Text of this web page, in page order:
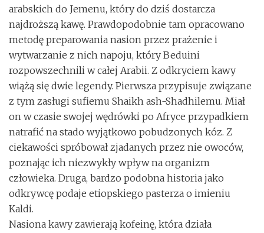
arabskich do Jemenu, który do dziś dostarcza
najdroższą kawę. Prawdopodobnie tam opracowano
metodę preparowania nasion przez prażenie i
wytwarzanie z nich napoju, który Beduini
rozpowszechnili w całej Arabii. Z odkryciem kawy
wiążą się dwie legendy. Pierwsza przypisuje związane
z tym zasługi sufiemu Shaikh ash-Shadhilemu. Miał
on w czasie swojej wędrówki po Afryce przypadkiem
natrafić na stado wyjątkowo pobudzonych kóz. Z
ciekawości spróbował zjadanych przez nie owoców,
poznając ich niezwykły wpływ na organizm
człowieka. Druga, bardzo podobna historia jako
odkrywcę podaje etiopskiego pasterza o imieniu
Kaldi.
Nasiona kawy zawierają kofeinę, która działa